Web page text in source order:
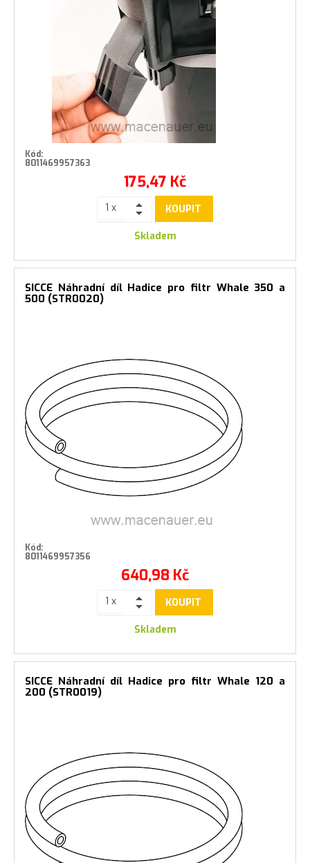
Kód:
8011469957363
175,47 Kč
KOUPIT
Skladem
SICCE Náhradní díl Hadice pro filtr Whale 350 a
500 (STR0020)
Kód:
8011469957356
640,98 Kč
KOUPIT
Skladem
SICCE Náhradní díl Hadice pro filtr Whale 120 a
200 (STR0019)